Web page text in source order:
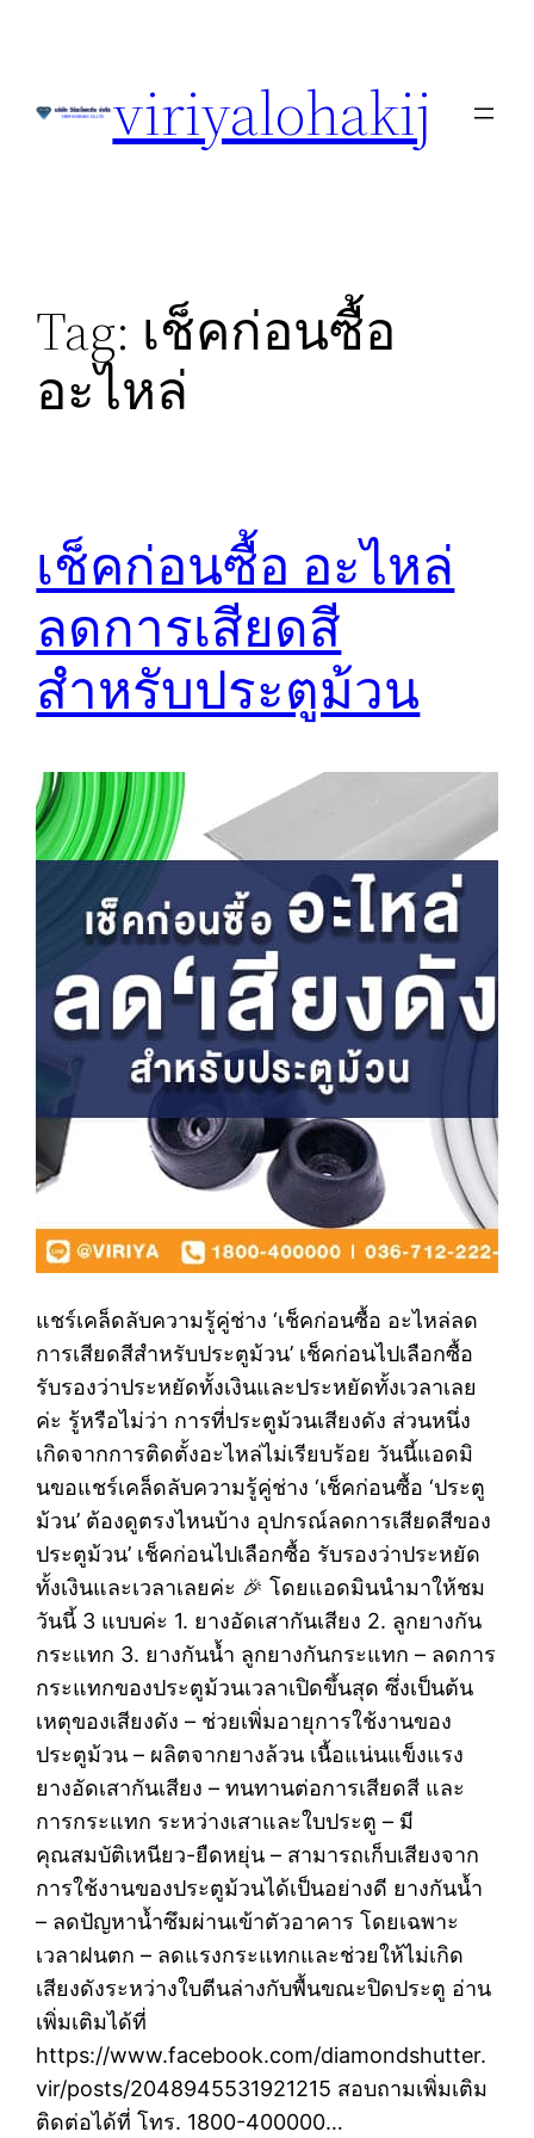
viriyalohakij
Tag: เช็คก่อนซื้อ
อะไหล่
เช็คก่อนซื้อ อะไหล่
ลดการเสียดสี
สำหรับประตูม้วน
แชร์เคล็ดลับความรู้คู่ช่าง ‘เช็คก่อนซื้อ อะไหล่ลด
การเสียดสีสำหรับประตูม้วน’ เช็คก่อนไปเลือกซื้อ
รับรองว่าประหยัดทั้งเงินและประหยัดทั้งเวลาเลย
ค่ะ รู้หรือไม่ว่า การที่ประตูม้วนเสียงดัง ส่วนหนึ่ง
เกิดจากการติดตั้งอะไหล่ไม่เรียบร้อย วันนี้แอดมิ
นขอแชร์เคล็ดลับความรู้คู่ช่าง ‘เช็คก่อนซื้อ ‘ประตู
ม้วน’ ต้องดูตรงไหนบ้าง อุปกรณ์ลดการเสียดสีของ
ประตูม้วน’ เช็คก่อนไปเลือกซื้อ รับรองว่าประหยัด
ทั้งเงินและเวลาเลยค่ะ 🎉 โดยแอดมินนำมาให้ชม
วันนี้ 3 แบบค่ะ 1. ยางอัดเสากันเสียง 2. ลูกยางกัน
กระแทก 3. ยางกันน้ำ ลูกยางกันกระแทก – ลดการ
กระแทกของประตูม้วนเวลาเปิดขึ้นสุด ซึ่งเป็นต้น
เหตุของเสียงดัง – ช่วยเพิ่มอายุการใช้งานของ
ประตูม้วน – ผลิตจากยางล้วน เนื้อแน่นแข็งแรง
ยางอัดเสากันเสียง – ทนทานต่อการเสียดสี และ
การกระแทก ระหว่างเสาและใบประตู – มี
คุณสมบัติเหนียว-ยืดหยุ่น – สามารถเก็บเสียงจาก
การใช้งานของประตูม้วนได้เป็นอย่างดี ยางกันน้ำ
– ลดปัญหาน้ำซึมผ่านเข้าตัวอาคาร โดยเฉพาะ
เวลาฝนตก – ลดแรงกระแทกและช่วยให้ไม่เกิด
เสียงดังระหว่างใบตีนล่างกับพื้นขณะปิดประตู อ่าน
เพิ่มเติมได้ที่
https://www.facebook.com/diamondshutter.
vir/posts/2048945531921215 สอบถามเพิ่มเติม
ติดต่อได้ที่ โทร. 1800-400000…